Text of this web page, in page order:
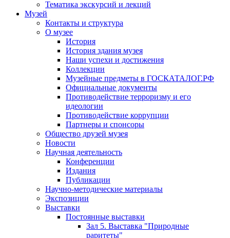
Тематика экскурсий и лекций
Музей
Контакты и структура
О музее
История
История здания музея
Наши успехи и достижения
Коллекции
Музейные предметы в ГОСКАТАЛОГ.РФ
Официальные документы
Противодействие терроризму и его
идеологии
Противодействие коррупции
Партнеры и спонсоры
Общество друзей музея
Новости
Научная деятельность
Конференции
Издания
Публикации
Научно-методические материалы
Экспозиции
Выставки
Постоянные выставки
Зал 5. Выставка "Природные
раритеты"